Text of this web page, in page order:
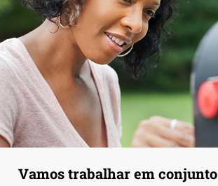
Vamos trabalhar em conjunto